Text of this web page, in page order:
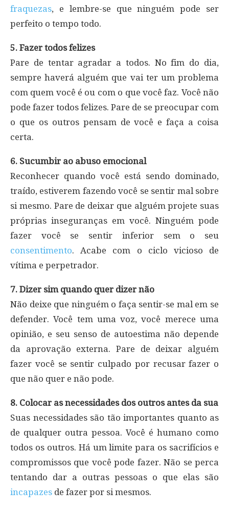
fraquezas, e lembre-se que ninguém pode ser
perfeito o tempo todo.
5. Fazer todos felizes
Pare de tentar agradar a todos. No fim do dia,
sempre haverá alguém que vai ter um problema
com quem você é ou com o que você faz. Você não
pode fazer todos felizes. Pare de se preocupar com
o que os outros pensam de você e faça a coisa
certa.
6. Sucumbir ao abuso emocional
Reconhecer quando você está sendo dominado,
traído, estiverem fazendo você se sentir mal sobre
si mesmo. Pare de deixar que alguém projete suas
próprias inseguranças em você. Ninguém pode
fazer você se sentir inferior sem o seu
consentimento. Acabe com o ciclo vicioso de
vítima e perpetrador.
7. Dizer sim quando quer dizer não
Não deixe que ninguém o faça sentir-se mal em se
defender. Você tem uma voz, você merece uma
opinião, e seu senso de autoestima não depende
da aprovação externa. Pare de deixar alguém
fazer você se sentir culpado por recusar fazer o
que não quer e não pode.
8. Colocar as necessidades dos outros antes da sua
Suas necessidades são tão importantes quanto as
de qualquer outra pessoa. Você é humano como
todos os outros. Há um limite para os sacrifícios e
compromissos que você pode fazer. Não se perca
tentando dar a outras pessoas o que elas são
incapazes de fazer por si mesmos.